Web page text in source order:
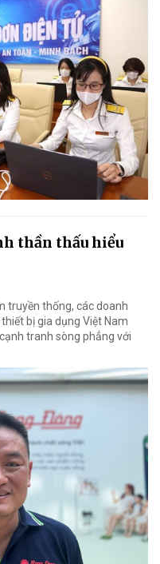
thần thấu hiểu
truyền thống, các doanh
bị gia dụng Việt Nam
tranh sòng phẳng với